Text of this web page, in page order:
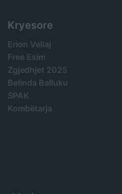
Kryesore
Erion Veliaj
Free Esim
Zgjedhjet 2025
Belinda Balluku
SPAK
Kombëtarja